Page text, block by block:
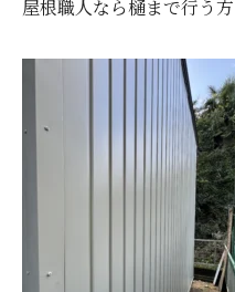
屋根職人なら樋まで行う